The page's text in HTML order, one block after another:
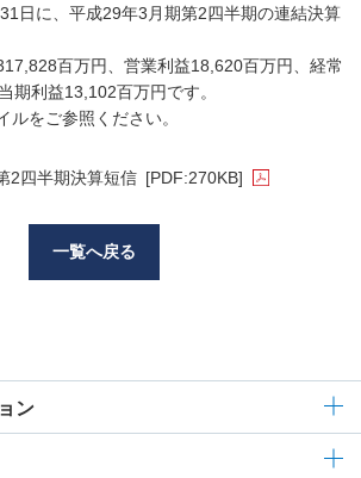
日に、平成29年3月期第2四半期の連結決算
百万円、営業利益18,620百万円、経常
期利益13,102百万円です。
ルをご参照ください。
四半期決算短信 [PDF:270KB]
一覧へ戻る
ン